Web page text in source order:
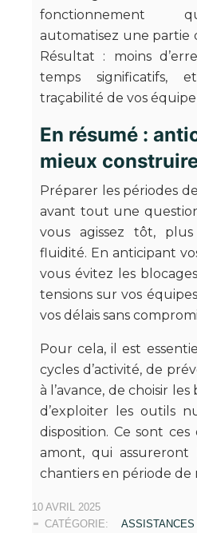
fonctionnement
automatisez une partie
Résultat : moins
temps significatifs,
traçabilité de vos
En résumé :
mieux
Préparer les périodes
avant tout une
vous agissez tôt,
fluidité. En anticipant
vous évitez les
tensions sur vos
vos délais sans
Pour cela, il est
cycles d’activité, de
à l’avance, de choisir
d’exploiter les outils
disposition. Ce sont ces
amont, qui assureront
chantiers en période de
10 AVRIL 2025
CATÉGORIE: